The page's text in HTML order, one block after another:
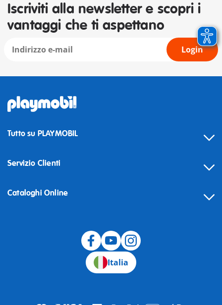
Iscriviti alla newsletter e scopri i
vantaggi che ti aspettano
Login
Tutto su PLAYMOBIL
Servizio Clienti
Cataloghi Online
Italia